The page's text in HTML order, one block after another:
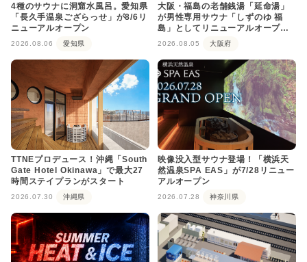
4種のサウナに洞窟水風呂。愛知県
「長久手温泉ござらっせ」が8/6リ
ニューアルオープン
2026.08.06 愛知県
大阪・福島の老舗銭湯「延命湯」
が男性専用サウナ「しずのゆ 福
島」としてリニューアルオープ
ン！
2026.08.05 大阪府
TTNEプロデュース！沖縄「South
Gate Hotel Okinawa」で最大27
時間ステイプランがスタート
2026.07.30 沖縄県
映像没入型サウナ登場！「横浜天
然温泉SPA EAS」が7/28リニュー
アルオープン
2026.07.28 神奈川県